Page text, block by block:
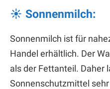
☀ Sonnenmilch:
Sonnenmilch ist für
Handel erhältlich. Der
als der Fettanteil. Daher
Sonnenschutzmittel